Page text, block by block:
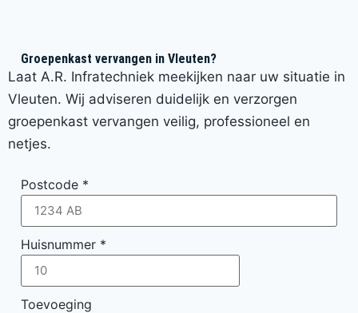
Groepenkast vervangen in Vleuten?
Laat A.R. Infratechniek meekijken naar uw situatie in
Vleuten. Wij adviseren duidelijk en verzorgen
groepenkast vervangen veilig, professioneel en
netjes.
Postcode *
Huisnummer *
Toevoeging